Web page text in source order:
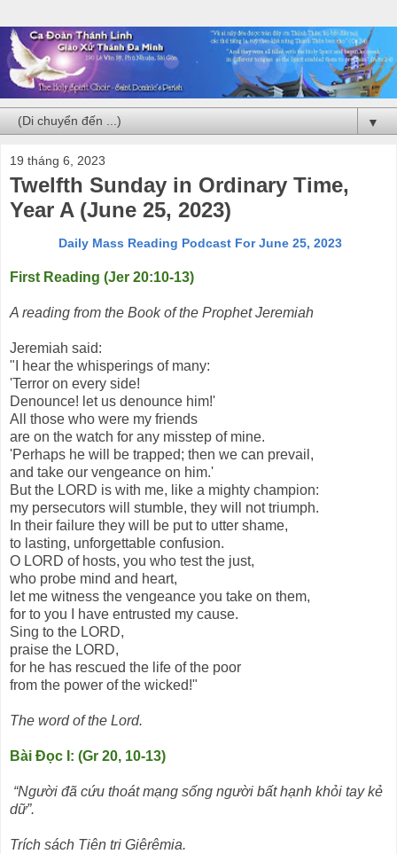
▼
19 tháng 6, 2023
Twelfth Sunday in Ordinary Time,
Year A (June 25, 2023)
Daily Mass Reading Podcast For June 25, 2023
First Reading (Jer 20:10-13)
A reading from the Book of the Prophet Jeremiah
Jeremiah said:
"I hear the whisperings of many:
'Terror on every side!
Denounce! let us denounce him!'
All those who were my friends
are on the watch for any misstep of mine.
'Perhaps he will be trapped; then we can prevail,
and take our vengeance on him.'
But the LORD is with me, like a mighty champion:
my persecutors will stumble, they will not triumph.
In their failure they will be put to utter shame,
to lasting, unforgettable confusion.
O LORD of hosts, you who test the just,
who probe mind and heart,
let me witness the vengeance you take on them,
for to you I have entrusted my cause.
Sing to the LORD,
praise the LORD,
for he has rescued the life of the poor
from the power of the wicked!"
The word of the Lord.
Bài Ðọc I: (Gr 20, 10-13)
“Người đã cứu thoát mạng sống người bất hạnh khỏi tay kẻ
dữ”.
Trích sách Tiên tri Giêrêmia.